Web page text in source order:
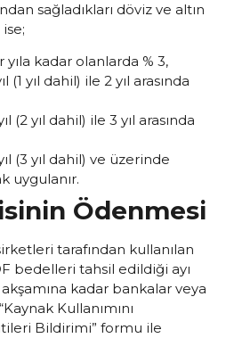
sağladıkları döviz ve altın
kadar olanlarda % 3,
(1 yıl dahil) ile 2 yıl arasında
(2 yıl dahil) ile 3 yıl arasında
(3 yıl dahil) ve üzerinde
uygulanır.
Ödenmesi
tarafından kullanılan
bedelleri tahsil edildiği ayı
kadar bankalar veya
Kullanımını
Bildirimi” formu ile